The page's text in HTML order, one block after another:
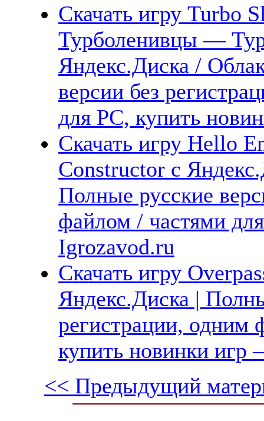
Скачать игру Turbo
Турболенивцы —
Яндекс.Диска /
версии без
для PC, купить
Скачать игру Hello
Constructor с
Полные русские
файлом / частями
Igrozavod.ru
Скачать игру
Яндекс.Диска |
регистрации, одним
купить новинки
<< Предыдущий